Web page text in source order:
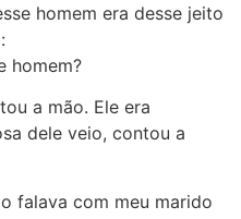
homem era desse jeito
homem?
a mão. Ele era
dele veio, contou a
falava com meu marido